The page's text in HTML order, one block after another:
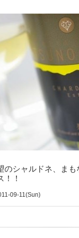
のシャルドネ、まも
！！
09-11(Sun)